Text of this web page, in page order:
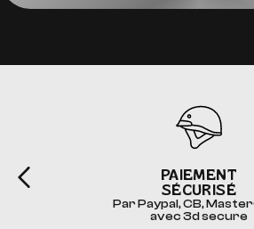
PAIEMENT
SÉCURISÉ
Par Paypal, CB,
avec 3d secure